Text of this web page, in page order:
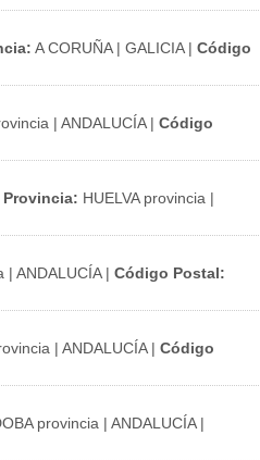
A CORUÑA | GALICIA | Código
| ANDALUCÍA | Código
Provincia: HUELVA provincia |
| ANDALUCÍA | Código Postal:
| ANDALUCÍA | Código
provincia | ANDALUCÍA |